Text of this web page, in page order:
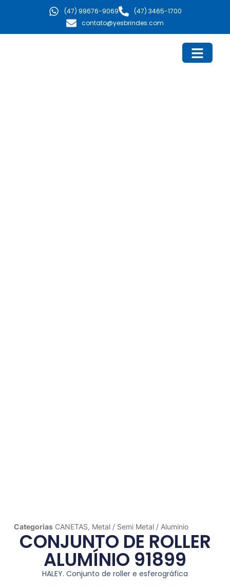
(47) 99676-9069
(47) 3465-1700
contato@yesbrindes.com
Categorias CANETAS, Metal / Semi Metal / Aluminio
CONJUNTO DE ROLLER
ALUMÍNIO 91899
HALEY. Conjunto de roller e esferográfica